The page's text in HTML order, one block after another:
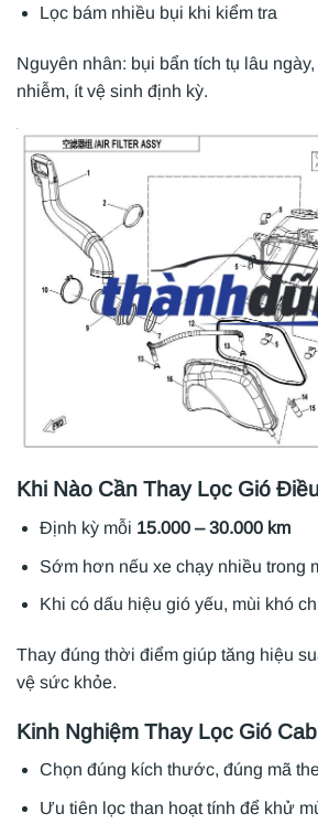
Lọc bám nhiều bụi khi kiểm tra
Nguyên nhân: bụi bẩn tích tụ lâu
nhiễm, ít vệ sinh định kỳ.
Khi Nào Cần Thay Lọc Gió
Định kỳ mỗi 15.000 – 30.000 km
Sớm hơn nếu xe chạy nhiều trong
Khi có dấu hiệu gió yếu, mùi khó
Thay đúng thời điểm giúp tăng hiệu
vệ sức khỏe.
Kinh Nghiệm Thay Lọc Gió
Chọn đúng kích thước, đúng mã
Ưu tiên lọc than hoạt tính để khử